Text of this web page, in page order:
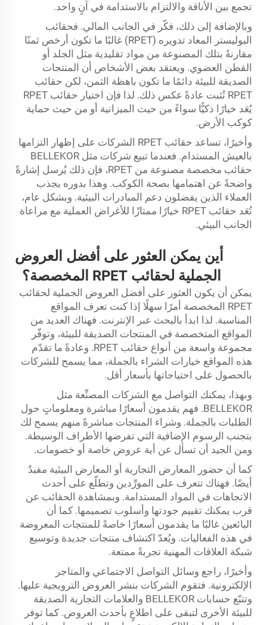
تجمع بين الأناقة والالتزام بالاستدامة في آنٍ واحد.
وبالإضافة إلى ذلك، فكّر في الجانب المالي. فحقائب
البوليستر المعاد تدويره (RPET) غالبًا ما تكون أرخص ثمنًا
مقارنةً بتلك المصنوعة من مواد تقليدية مثل الجلد أو
القطن العضوي. ويعتقد بعض الأشخاص أن المنتجات
الصديقة للبيئة دائمًا ما تكون باهظة الثمن، لكن حقائب
RPET تُثبت عادةً عكس ذلك. لذا فإن اختيار حقائب RPET
يُعَد خيارًا ذكيًّا سواءً من حيث الميزانية أو من حيث حماية
كوكب الأرض.
وأخيرًا، تساعد حقائب RPET الشركات على إظهار التزامها
بالعيش المستدام. فعندما تبيع شركات مثل BELLEKOR
حقائب مخصصة مصنوعة من RPET، فإن ذلك يُرسل إشارةً
واضحةً عن اهتمامها بصحة الكوكب. وهذا بدوره يجذب
العملاء الذين يفضلون دعم المبادرات البيئية. وبشكل عام،
تُعَد حقائب RPET خيارًا ممتازًا للأغراض العملية مع مراعاة
الجانب البيئي.
أين يمكن العثور على أفضل العروض
الجملية لحقائب RPET المخصصة؟
يمكن أن يكون العثور على أفضل العروض الجملية لحقائب
RPET المخصصة أمرًا سهلًا إذا كنت تعرف المواقع
المناسبة. لذا ابدأ بالبحث عبر الإنترنت. فهناك العديد من
المواقع المتخصصة في المنتجات الصديقة للبيئة، وتوفّر
مجموعة واسعة من أنواع حقائب RPET. وعادةً ما تقدّم
هذه المواقع خيارات الشراء بالجملة، مما يسمح للشركات
بالحصول على احتياجاتها بأسعار أقل.
وبهذا، يمكنك التواصل مع الشركات المصنِّعة مثل
BELLEKOR. فهم يقدمون أسعارًا مباشرة ومعلوماتٍ حول
الطلبات بالجملة. وشراء المنتجات مباشرةً منهم يسمح لك
بتجنب الرسوم الإضافية التي تفرضها الأطراف الوسيطة.
ومن الجيد أن تسأل عن أية عروض خاصة أو خصومات.
كما أن حضور المعارض التجارية أو المعارض البيئية مفيدٌ
أيضًا. فهناك تتعرف على المورِّدين وتطلّع على أحدث
الاتجاهات في المواد المستدامة. وبمشاهدة الحقائب عن
قرب يمكنك تقييم جودتها وأسلوب تصميمها. كما أن
البائعين غالبًا ما يقدمون أسعارًا خاصةً للمنتجات المعروضة
في هذه الفعاليات. ويُعدّ اكتشاف منتجات جديدة وتوسيع
شبكة العلاقات المهنية تجربةً ممتعة.
وأخيرًا، راجع وسائل التواصل الاجتماعي والمتاجر
الإلكترونية. فتقوم الشركات بنشر العروض الترويجية عليها.
وتتبّع حسابات BELLEKOR والعلامات التجارية الصديقة
للبيئة الأخرى لتبقى على اطلاعٍ بأحدث العروض. كما توفر